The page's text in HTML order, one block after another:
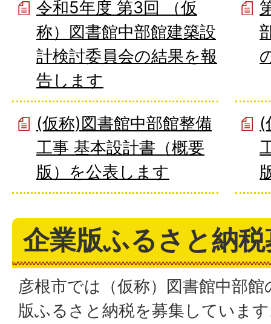
令和5年度 第3回 （仮
称）図書館中部館建築設
計検討委員会の結果を報
告します
(仮称)図書館中部館整備
工事 基本設計書（概要
版）を公表します
(
企業版ふるさと納
彦根市では（仮称）図書館中部
版ふるさと納税を募集していま